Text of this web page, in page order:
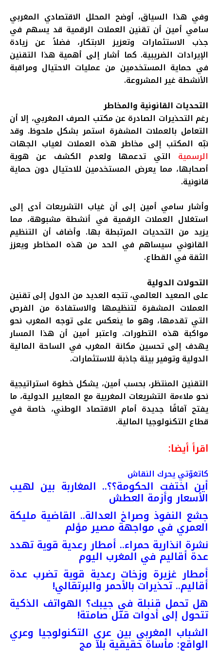
وفي هذا السياق، أوضح المحلل الاقتصادي المغربي
سامي أمين أن تقنين العملات الرقمية قد يسهم في
جذب الاستثمارات وتعزيز الابتكار، فضلاً عن زيادة
الإيرادات الضريبية. كما أشار إلى أهمية هذا التقنين
في حماية المستخدمين من عمليات الاحتيال ومراقبة
الأنشطة غير المشروعة.
التحديات القانونية والمخاطر
رغم التحذيرات الصادرة عن مكتب الصرف المغربي، إلا أن
التعامل بالعملات المشفرة استمر بشكل ملحوظ. وقد
نبّه المكتب إلى مخاطر هذه العملات لغياب الجهات
الرسمية التي تدعمها ولعدم الكشف عن هوية
أصحابها، مما يعرض المستخدمين للاحتيال دون حماية
قانونية.
وأشار سامي أمين إلى أن غياب التشريعات أدى إلى
استغلال العملات الرقمية في أنشطة مشبوهة، مما
يزيد من التحديات المرتبطة بها. وأضاف أن التنظيم
القانوني سيساهم في الحد من هذه المخاطر ويعزز
الثقة في القطاع.
التحولات الدولية
على الصعيد العالمي، تتجه العديد من الدول إلى تقنين
العملات المشفرة لتنظيمها والاستفادة من الفرص
التي تقدمها، وهو ما ينعكس على توجه المغرب نحو
مواكبة هذه التطورات. واعتبر أمين أن هذا المسار
يهدف إلى تحسين مكانة المغرب في الساحة المالية
الدولية وتوفير بيئة جاذبة للاستثمارات.
التقنين المنتظر، بحسب أمين، يشكل خطوة استراتيجية
نحو ملاءمة التشريعات المغربية مع المعايير الدولية، ما
يفتح آفاقًا جديدة أمام الاقتصاد الوطني، خاصة في
قطاع التكنولوجيا المالية.
اقرأ أيضا:
كاتغوّتي يحرك النقاش
أين اختفت الحكومة؟؟.. المغاربة بين لهيب
الأسعار وأزمة العطش
جشع النفوذ وصراخ العدالة.. القاضية مليكة
العمري في مواجهة مصير مؤلم
نشرة انذارية حمراء.. أمطار رعدية قوية تهدد
عدة أقاليم في المغرب اليوم
أمطار غزيرة وزخات رعدية قوية تضرب عدة
أقاليم.. تحذيرات بالأحمر والبرتقالي!
هل تحمل قنبلة في جيبك؟ الهواتف الذكية
تتحول إلى أدوات قتل صامتة!
الشباب المغربي بين عري التكنولوجيا وعري
الواقع: مأساة حقيقية بلا مج